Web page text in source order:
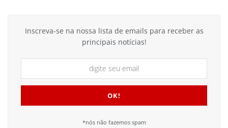
Inscreva-se na nossa lista de emails para receber as
principais notícias!
*nós não fazemos spam